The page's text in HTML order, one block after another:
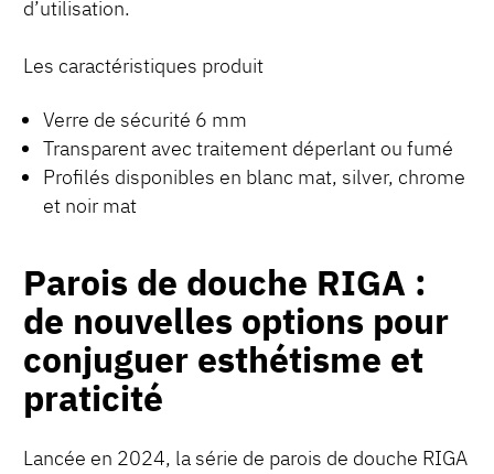
d’utilisation.
Les caractéristiques produit
Verre de sécurité 6 mm
Transparent avec traitement déperlant ou fumé
Profilés disponibles en blanc mat, silver, chrome
et noir mat
Parois de douche RIGA :
de nouvelles options pour
conjuguer esthétisme et
praticité
Lancée en 2024, la série de parois de douche RIGA